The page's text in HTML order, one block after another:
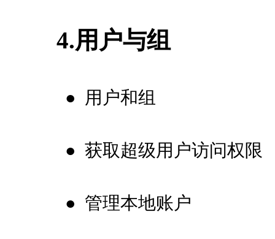
4.用户与组
● 用户和组
● 获取超级用户访问权限
● 管理本地账户